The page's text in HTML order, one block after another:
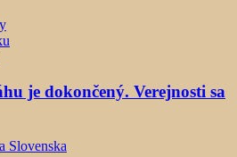
je dokončený. Verejnosti sa
Slovenska